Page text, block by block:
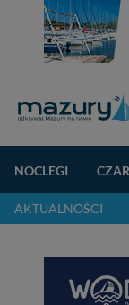
NOCLEGI
AKTUALNOŚCI